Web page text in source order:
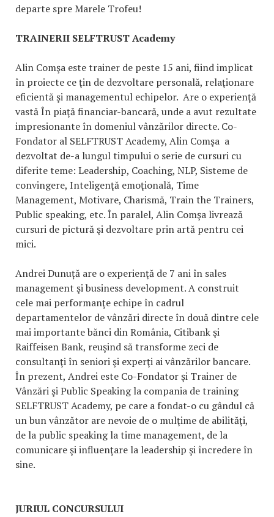
departe spre Marele Trofeu!
TRAINERII SELFTRUST Academy
Alin Comşa este trainer de peste 15 ani, fiind implicat
în proiecte ce ţin de dezvoltare personală, relaţionare
eficientă şi managementul echipelor. Are o experienţă
vastă În piaţă financiar-bancară, unde a avut rezultate
impresionante în domeniul vânzărilor directe. Co-
Fondator al SELFTRUST Academy, Alin Comşa a
dezvoltat de-a lungul timpului o serie de cursuri cu
diferite teme: Leadership, Coaching, NLP, Sisteme de
convingere, Inteligenţă emoţională, Time
Management, Motivare, Charismă, Train the Trainers,
Public speaking, etc. În paralel, Alin Comşa livrează
cursuri de pictură şi dezvoltare prin artă pentru cei
mici.
Andrei Dunuță are o experienţă de 7 ani în sales
management şi business development. A construit
cele mai performanţe echipe în cadrul
departamentelor de vânzări directe în două dintre cele
mai importante bănci din România, Citibank şi
Raiffeisen Bank, reuşind să transforme zeci de
consultanţi în seniori şi experţi ai vânzărilor bancare.
În prezent, Andrei este Co-Fondator şi Trainer de
Vânzări şi Public Speaking la compania de training
SELFTRUST Academy, pe care a fondat-o cu gândul că
un bun vânzător are nevoie de o mulţime de abilităţi,
de la public speaking la time management, de la
comunicare şi influenţare la leadership şi încredere în
sine.
JURIUL CONCURSULUI